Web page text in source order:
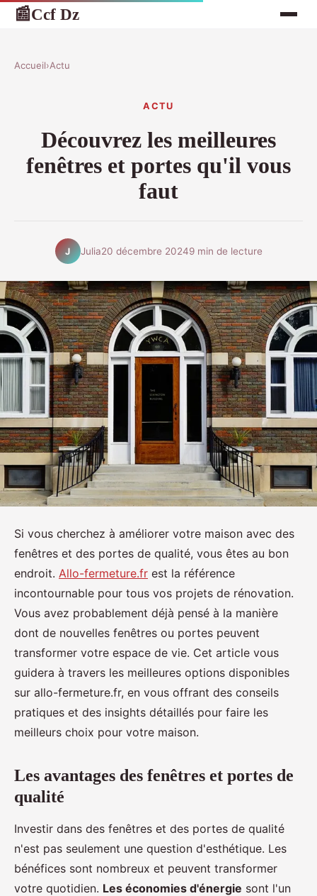
📰Ccf Dz
Accueil›Actu
ACTU
Découvrez les meilleures
fenêtres et portes qu'il vous
faut
J Julia20 décembre 20249 min de lecture
Si vous cherchez à améliorer votre maison avec des
fenêtres et des portes de qualité, vous êtes au bon
endroit. Allo-fermeture.fr est la référence
incontournable pour tous vos projets de rénovation.
Vous avez probablement déjà pensé à la manière
dont de nouvelles fenêtres ou portes peuvent
transformer votre espace de vie. Cet article vous
guidera à travers les meilleures options disponibles
sur allo-fermeture.fr, en vous offrant des conseils
pratiques et des insights détaillés pour faire les
meilleurs choix pour votre maison.
Les avantages des fenêtres et portes de
qualité
Investir dans des fenêtres et des portes de qualité
n'est pas seulement une question d'esthétique. Les
bénéfices sont nombreux et peuvent transformer
votre quotidien. Les économies d'énergie sont l'un